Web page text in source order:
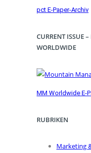
pct E-Paper-Archiv
CURRENT ISSUE
WORLDWIDE
MM Worldwide E-
RUBRIKEN
Marketing